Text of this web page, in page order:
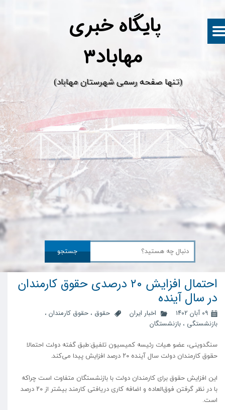
پایگاه خبری
​(تنها صفحه رسمی شهرستان مهاباد)
جستجو
احتمال افزایش ۲۰ درصدی حقوق کارمندان
در سال آینده
۰۹ آبان ۱۴۰۲ اخبار ایران حقوق ، حقوق کارمندان ،
بازنشستگی ، بازنشستگان
سنگدوینی، عضو هیات رئیسه کمیسیون تلفیق:طبق گفته دولت احتمالا
حقوق کارمندان دولت سال آینده ۲۰ درصد افزایش پیدا می‌کند.
این افزایش حقوق برای کارمندان دولت با بازنشستگان متفاوت است چراکه
با در نظر گرفتن فوق‌العاده و اضافه کاری دریافتی کارمند بیشتر از ۲۰ درصد
است.